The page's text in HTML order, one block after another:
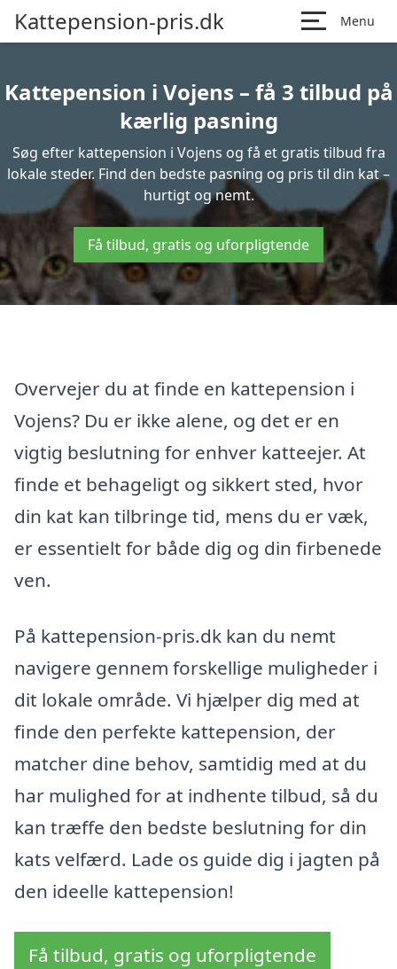
Kattepension-pris.dk Menu
Kattepension i Vojens – få 3 tilbud på
kærlig pasning
Søg efter kattepension i Vojens og få et gratis tilbud fra
lokale steder. Find den bedste pasning og pris til din kat –
hurtigt og nemt.
Få tilbud, gratis og uforpligtende
Overvejer du at finde en kattepension i
Vojens? Du er ikke alene, og det er en
vigtig beslutning for enhver katteejer. At
finde et behageligt og sikkert sted, hvor
din kat kan tilbringe tid, mens du er væk,
er essentielt for både dig og din firbenede
ven.
På kattepension-pris.dk kan du nemt
navigere gennem forskellige muligheder i
dit lokale område. Vi hjælper dig med at
finde den perfekte kattepension, der
matcher dine behov, samtidig med at du
har mulighed for at indhente tilbud, så du
kan træffe den bedste beslutning for din
kats velfærd. Lade os guide dig i jagten på
den ideelle kattepension!
Få tilbud, gratis og uforpligtende